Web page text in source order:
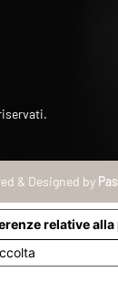
& Designed by
relative